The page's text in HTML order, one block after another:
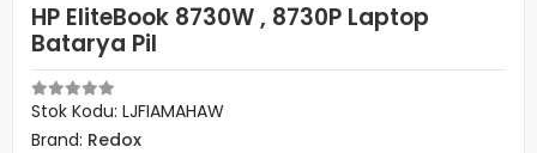
HP EliteBook 8730W , 8730P Laptop
Batarya Pil
Stok Kodu: LJFIAMAHAW
Brand: Redox